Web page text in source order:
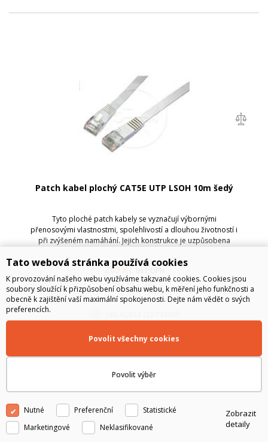
Patch kabel plochý CAT5E UTP LSOH 10m šedý
Tyto ploché patch kabely se vyznačují výbornými
přenosovými vlastnostmi, spolehlivostí a dlouhou životností i
při zvýšeném namáhání. Jejich konstrukce je uzpůsobena
tj. kabel typu licna, který...
209Kč
253Kčs DPH
Tato webová stránka používá cookies
K provozování našeho webu využíváme takzvané cookies. Cookies jsou
soubory sloužící k přizpůsobení obsahu webu, k měření jeho funkčnosti a
obecně k zajištění vaší maximální spokojenosti. Dejte nám vědět o svých
preferencích.
Povolit výběr
Povolit všechny cookies
Nutné Preferenční
Statistické
Marketingové
Neklasifikované
Zobrazit
detaily